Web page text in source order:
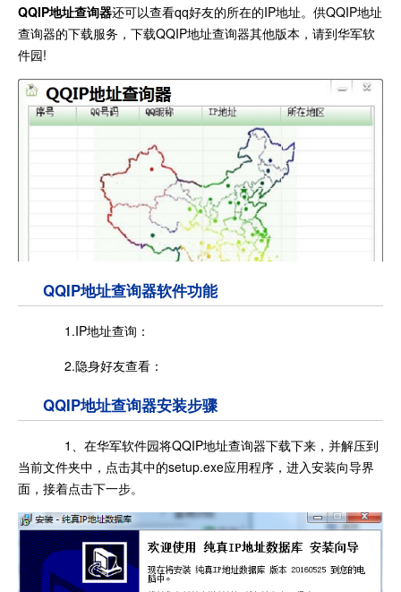
QQIP地址查询器还可以查看qq好友的所在的IP地址。供QQIP地址
查询器的下载服务，下载QQIP地址查询器其他版本，请到华军软
件园!
QQIP地址查询器软件功能
1.IP地址查询：
2.隐身好友查看：
QQIP地址查询器安装步骤
1、在华军软件园将QQIP地址查询器下载下来，并解压到
当前文件夹中，点击其中的setup.exe应用程序，进入安装向导界
面，接着点击下一步。